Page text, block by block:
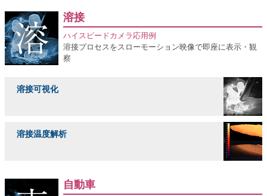
溶接
ハイスピードカメラ応用例
溶接プロセスをスローモーション映像で即座に表示・観
察
溶接可視化
溶接温度解析
自動車